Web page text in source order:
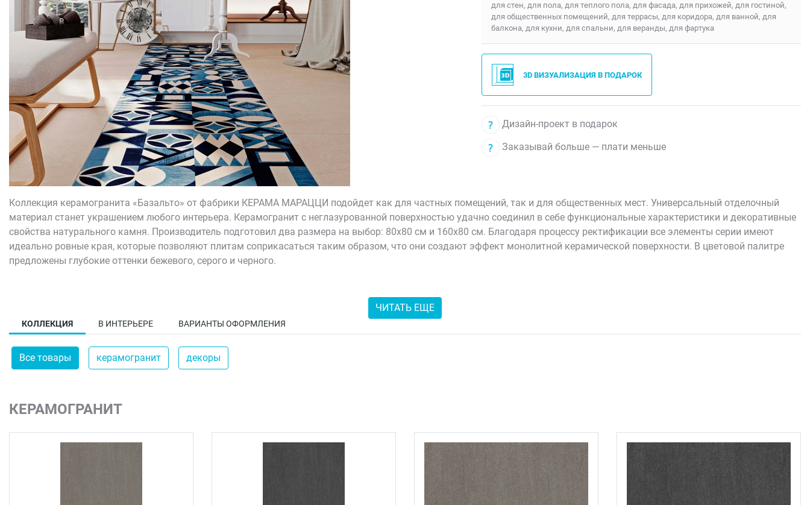
для стен, для пола, для теплого пола, для фасада, для прихожей, для гостиной,
для общественных помещений, для террасы, для коридора, для ванной, для
балкона, для кухни, для спальни, для веранды, для фартука
3D ВИЗУАЛИЗАЦИЯ В ПОДАРОК
Дизайн-проект в подарок
Заказывай больше — плати меньше
Коллекция керамогранита «Базальто» от фабрики КЕРАМА МАРАЦЦИ подойдет как для частных помещений, так и для общественных мест. Универсальный отделочный
материал станет украшением любого интерьера. Керамогранит с неглазурованной поверхностью удачно соединил в себе функциональные характеристики и декоративные
свойства натурального камня. Производитель подготовил два размера на выбор: 80х80 см и 160х80 см. Благодаря процессу ректификации все элементы серии имеют
идеально ровные края, которые позволяют плитам соприкасаться таким образом, что они создают эффект монолитной керамической поверхности. В цветовой палитре
предложены глубокие оттенки бежевого, серого и черного.
ЧИТАТЬ ЕЩЕ
КОЛЛЕКЦИЯ В ИНТЕРЬЕРЕ ВАРИАНТЫ ОФОРМЛЕНИЯ
Все товары керамогранит декоры
КЕРАМОГРАНИТ